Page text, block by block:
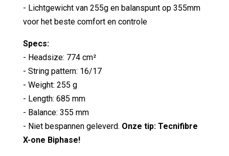
- Lichtgewicht van 255g en balanspunt op 355mm
voor het beste comfort en controle
Specs:
- Headsize: 774 cm²
- String pattern: 16/17
- Weight: 255 g
- Length: 685 mm
- Balance: 355 mm
- Niet bespannen geleverd. Onze tip: Tecnifibre
X-one Biphase!